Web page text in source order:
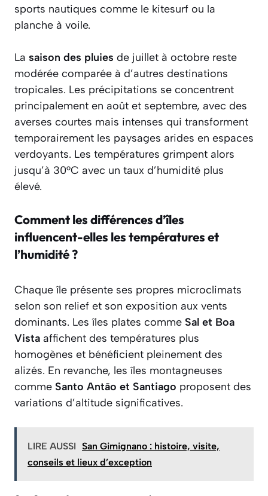
sports nautiques comme le kitesurf ou la
planche à voile.
La saison des pluies de juillet à octobre reste
modérée comparée à d’autres destinations
tropicales. Les précipitations se concentrent
principalement en août et septembre, avec des
averses courtes mais intenses qui transforment
temporairement les paysages arides en espaces
verdoyants. Les températures grimpent alors
jusqu’à 30°C avec un taux d’humidité plus
élevé.
Comment les différences d’îles
influencent-elles les températures et
l’humidité ?
Chaque île présente ses propres microclimats
selon son relief et son exposition aux vents
dominants. Les îles plates comme Sal et Boa
Vista affichent des températures plus
homogènes et bénéficient pleinement des
alizés. En revanche, les îles montagneuses
comme Santo Antão et Santiago proposent des
variations d’altitude significatives.
LIRE AUSSI San Gimignano : histoire, visite,
conseils et lieux d’exception